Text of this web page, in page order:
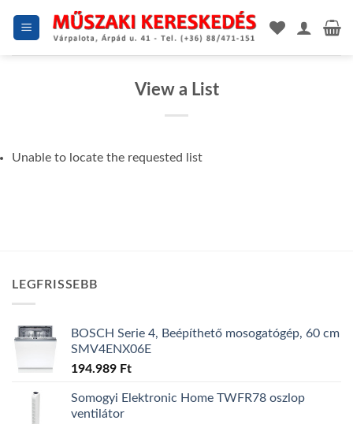
View a List
Unable to locate the requested list
LEGFRISSEBB
BOSCH Serie 4, Beépíthető mosogatógép, 60 cm
SMV4ENX06E
194.989 Ft
Somogyi Elektronic Home TWFR78 oszlop
ventilátor